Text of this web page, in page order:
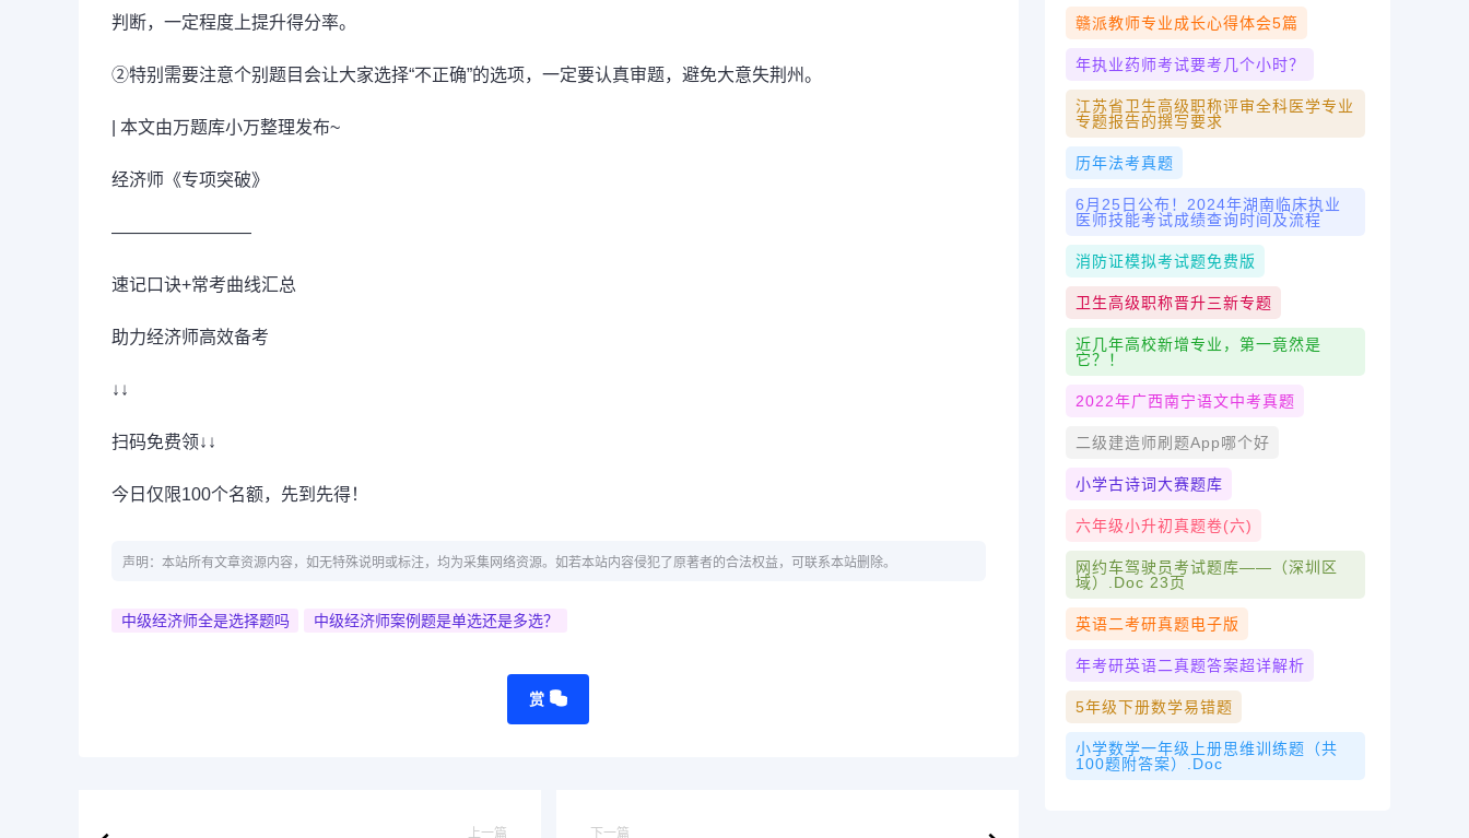
判断，一定程度上提升得分率。
②特别需要注意个别题目会让大家选择“不正确”的选项，一定要认真审题，避免大意失荆州。
| 本文由万题库小万整理发布~
经济师《专项突破》
————————
速记口诀+常考曲线汇总
助力经济师高效备考
↓↓
扫码免费领↓↓
今日仅限100个名额，先到先得！
声明：本站所有文章资源内容，如无特殊说明或标注，均为采集网络资源。如若本站内容侵犯了原著者的合法权益，可联系本站删除。
中级经济师全是选择题吗 中级经济师案例题是单选还是多选？
赏
上一篇 下一篇
赣派教师专业成长心得体会5篇
年执业药师考试要考几个小时？
江苏省卫生高级职称评审全科医学专业
专题报告的撰写要求
历年法考真题
6月25日公布！2024年湖南临床执业
医师技能考试成绩查询时间及流程
消防证模拟考试题免费版
卫生高级职称晋升三新专题
近几年高校新增专业，第一竟然是
它？！
2022年广西南宁语文中考真题
二级建造师刷题app哪个好
小学古诗词大赛题库
六年级小升初真题卷(六)
网约车驾驶员考试题库——（深圳区
域）.doc 23页
英语二考研真题电子版
年考研英语二真题答案超详解析
5年级下册数学易错题
小学数学一年级上册思维训练题（共
100题附答案）.doc